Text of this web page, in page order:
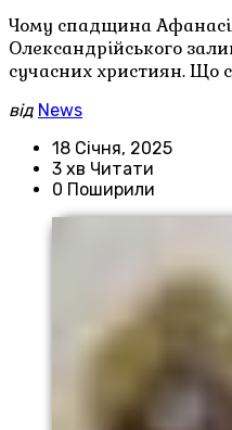
Чому спадщина
Олександрійського
сучасних християн. Що
від News
18 Січня, 2025
3 хв Читати
0 Поширили